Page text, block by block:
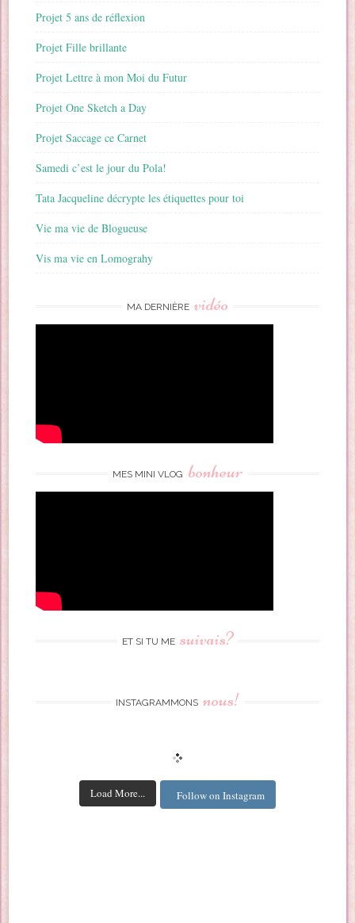
Projet 5 ans de réflexion
Projet Fille brillante
Projet Lettre à mon Moi du Futur
Projet One Sketch a Day
Projet Saccage ce Carnet
Samedi c’est le jour du Pola!
Tata Jacqueline décrypte les étiquettes pour toi
Vie ma vie de Blogueuse
Vis ma vie en Lomograhy
MA DERNIÈRE vidéo
MES MINI VLOG bonheur
ET SI TU ME suivais?
INSTAGRAMMONS nous!
Load More... Follow on Instagram